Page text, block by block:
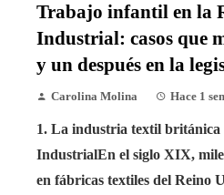
Trabajo infantil en la
Industrial: casos que
y un después en la
Carolina Molina Hace 1
1. La industria textil
IndustrialEn el siglo XIX,
en fábricas textiles del Reino